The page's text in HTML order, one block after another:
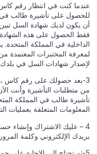
عندما كنت في انتظار رقم
للحصول على تأشيرة طالب في
أن يكون لديك شهادة السل
فقط الحصول على هذه
الداخلية في المملكة
لمعرفة المختبرات المعتمدة
لإصدار شهادات السل في
من متطلبات التأشيرة وأنت
المعلومات المتعلقة بعمليات
4 – عليك الاشتراك وإنشاء
بريدك الإلكتروني وكلمة